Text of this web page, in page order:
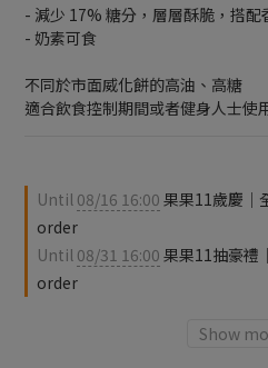
- 減少 17% 糖分，層層酥脆，搭
- 奶素可食
不同於市面威化餅的高油、高糖
適合飲食控制期間或者健身人士使
Until 08/16 16:00 果果11歲慶｜
order
Until 08/31 16:00 果果11抽豪禮
order
Show